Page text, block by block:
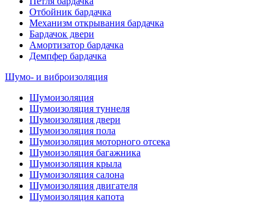
Отбойник бардачка
Механизм открывания бардачка
Бардачок двери
Амортизатор бардачка
Демпфер бардачка
Шумо- и виброизоляция
Шумоизоляция
Шумоизоляция туннеля
Шумоизоляция двери
Шумоизоляция пола
Шумоизоляция моторного отсека
Шумоизоляция багажника
Шумоизоляция крыла
Шумоизоляция салона
Шумоизоляция двигателя
Шумоизоляция капота